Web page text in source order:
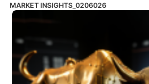
MARKET INSIGHTS_0206026